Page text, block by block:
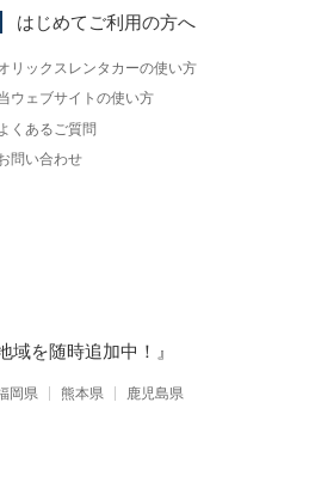
はじめてご利用の方へ
リックスレンタカーの使い方
ウェブサイトの使い方
よくあるご質問
問い合わせ
域を随時追加中！』
岡県 熊本県 鹿児島県